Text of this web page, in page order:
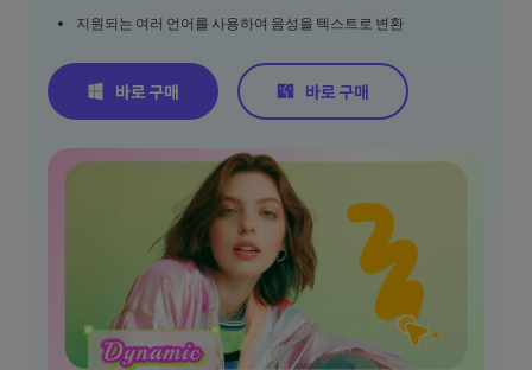
지원되는 여러 언어를 사용하여 음성을 텍스트로 변환